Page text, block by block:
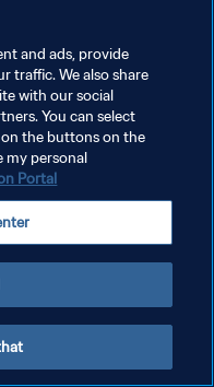
and ads, provide
traffic. We also share
with our social
You can select
the buttons on the
my personal
Portal